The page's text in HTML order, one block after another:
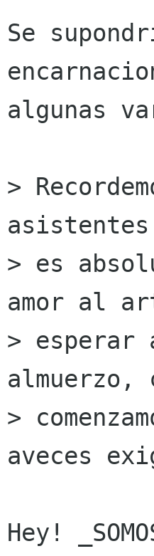
Se
algunas
>
> es
amor al
> esperar
almuerzo,
>
aveces
Hey!